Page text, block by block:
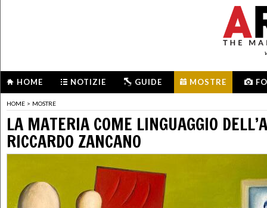
HOME NOTIZIE GUIDE MOSTRE
HOME > MOSTRE
LA MATERIA COME LINGUAGGIO
RICCARDO ZANCANO